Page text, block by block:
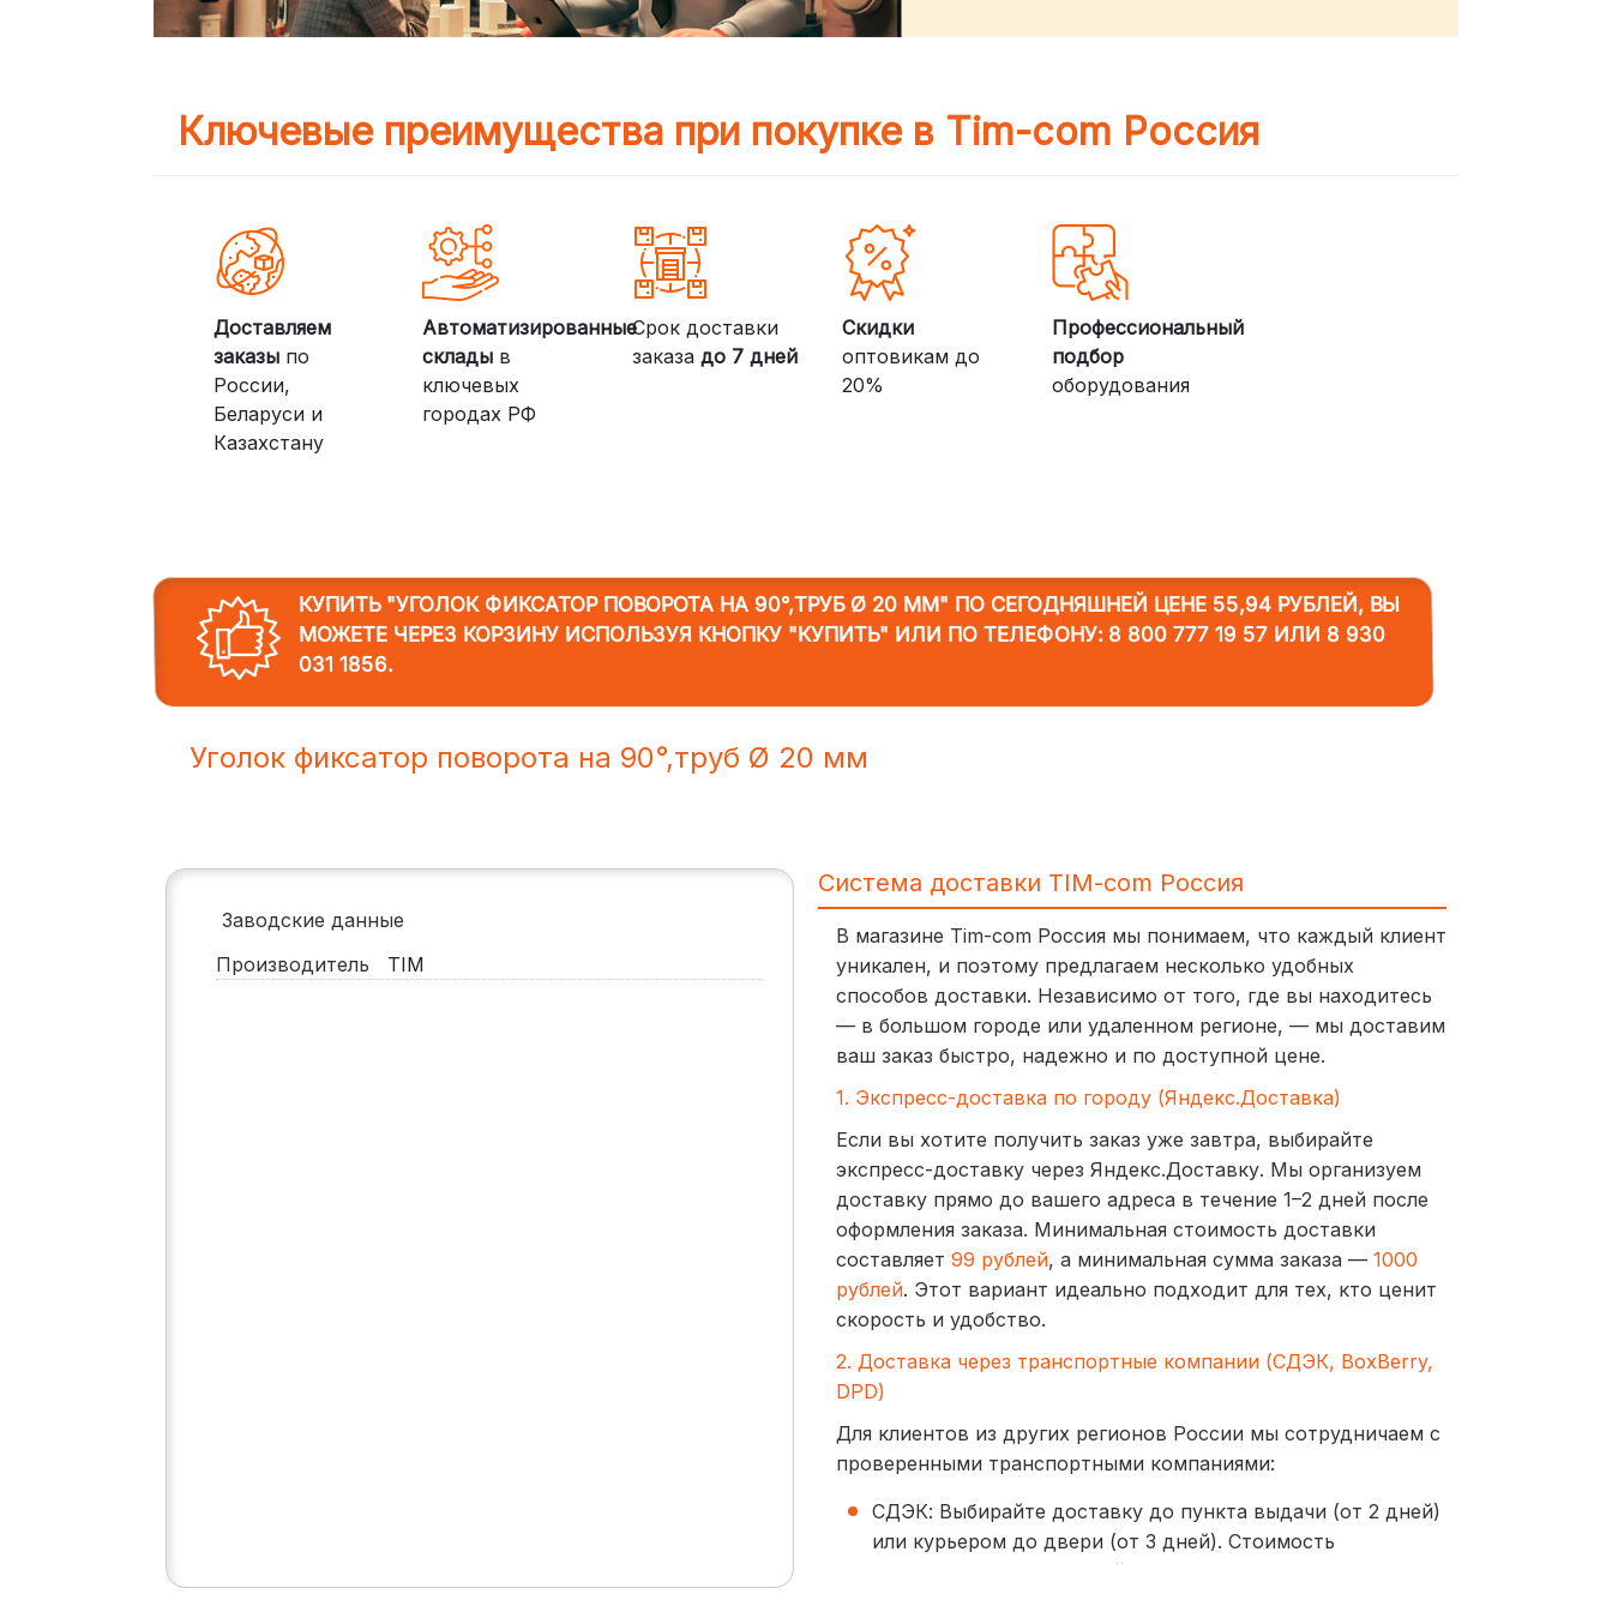
Ключевые преимущества при покупке в Tim-com Россия
Доставляем
заказыпо
России,
Беларуси и
Казахстану
Автоматизированные
склады в
ключевых
городах РФ
Срок доставки
заказадо 7 дней
Скидки
оптовикам до
20%
Профессиональный
подбор
оборудования
КУПИТЬ "УГОЛОК ФИКСАТОР ПОВОРОТА НА 90°,ТРУБ Ø 20 ММ"ПО СЕГОДНЯШНЕЙ ЦЕНЕ 55,94 РУБЛЕЙ, ВЫ
МОЖЕТЕ ЧЕРЕЗ КОРЗИНУ ИСПОЛЬЗУЯ КНОПКУ "КУПИТЬ" ИЛИ ПО ТЕЛЕФОНУ: 8 800 777 19 57ИЛИ 8 930
031 1856.
Уголок фиксатор поворота на 90°,труб Ø 20 мм
Заводские данные
Производитель
TIM
Система доставки TIM-com Россия
В магазине Tim-com Россия мы понимаем, что каждый клиент
уникален, и поэтому предлагаем несколько удобных
способов доставки. Независимо от того, где вы находитесь
— в большом городе или удаленном регионе, — мы доставим
ваш заказ быстро, надежно и по доступной цене.
1. Экспресс-доставка по городу (Яндекс.Доставка)
Если вы хотите получить заказ уже завтра, выбирайте
экспресс-доставку через Яндекс.Доставку. Мы организуем
доставку прямо до вашего адреса в течение 1–2 дней после
оформления заказа. Минимальная стоимость доставки
составляет 99 рублей, а минимальная сумма заказа — 1000
рублей. Этот вариант идеально подходит для тех, кто ценит
скорость и удобство.
2. Доставка через транспортные компании (СДЭК, BoxBerry,
DPD)
Для клиентов из других регионов России мы сотрудничаем с
проверенными транспортными компаниями:
СДЭК: Выбирайте доставку до пункта выдачи (от 2 дней)
или курьером до двери (от 3 дней). Стоимость
300 рублей